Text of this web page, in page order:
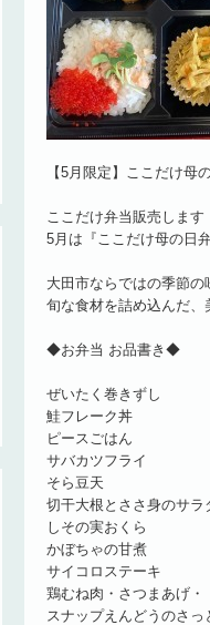
【5月限定】ここだけ
ここだけ弁当販売します
5月は『ここだけ母の日
大田市ならではの季節
旬な食材を詰め込んだ
◆お弁当 お品書き◆
ぜいたく巻きずし
鮭フレーク丼
ピースごはん
サバカツフライ
そら豆天
切干大根とささ身のサラ
しその実おくら
かぼちゃの甘煮
サイコロステーキ
鶏むね肉・さつまあげ・
スナップえんどうのさっ